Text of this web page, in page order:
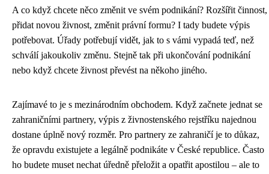
A co když chcete něco změnit ve svém podnikání? Rozšířit činnost,
přidat novou živnost, změnit právní formu? I tady budete výpis
potřebovat. Úřady potřebují vidět, jak to s vámi vypadá teď, než
schválí jakoukoliv změnu. Stejně tak při ukončování podnikání
nebo když chcete živnost převést na někoho jiného.
Zajímavé to je s mezinárodním obchodem. Když začnete jednat se
zahraničními partnery, výpis z živnostenského rejstříku najednou
dostane úplně nový rozměr. Pro partnery ze zahraničí je to důkaz,
že opravdu existujete a legálně podnikáte v České republice. Často
ho budete muset nechat úředně přeložit a opatřit apostilou – ale to